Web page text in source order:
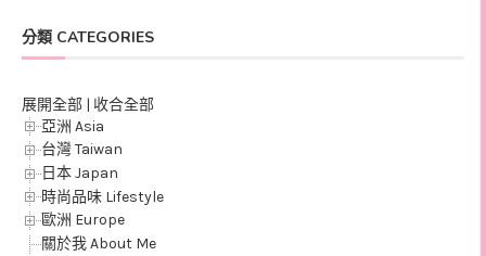
分類 CATEGORIES
展開全部 | 收合全部
亞洲 Asia
台灣 Taiwan
日本 Japan
時尚品味 Lifestyle
歐洲 Europe
關於我 About Me